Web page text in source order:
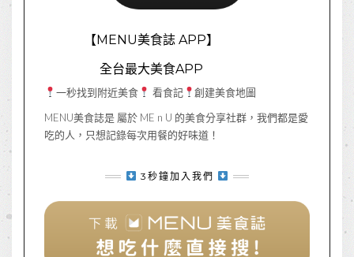
【MENU美食誌 APP】
全台最大美食APP
一秒找到附近美食 看食記
創建美食地圖
MENU美食誌是 屬於 ME n U 的美食分享社群，我們都是愛
吃的人，只想記錄每次用餐的好味道！
3秒鐘加入我們